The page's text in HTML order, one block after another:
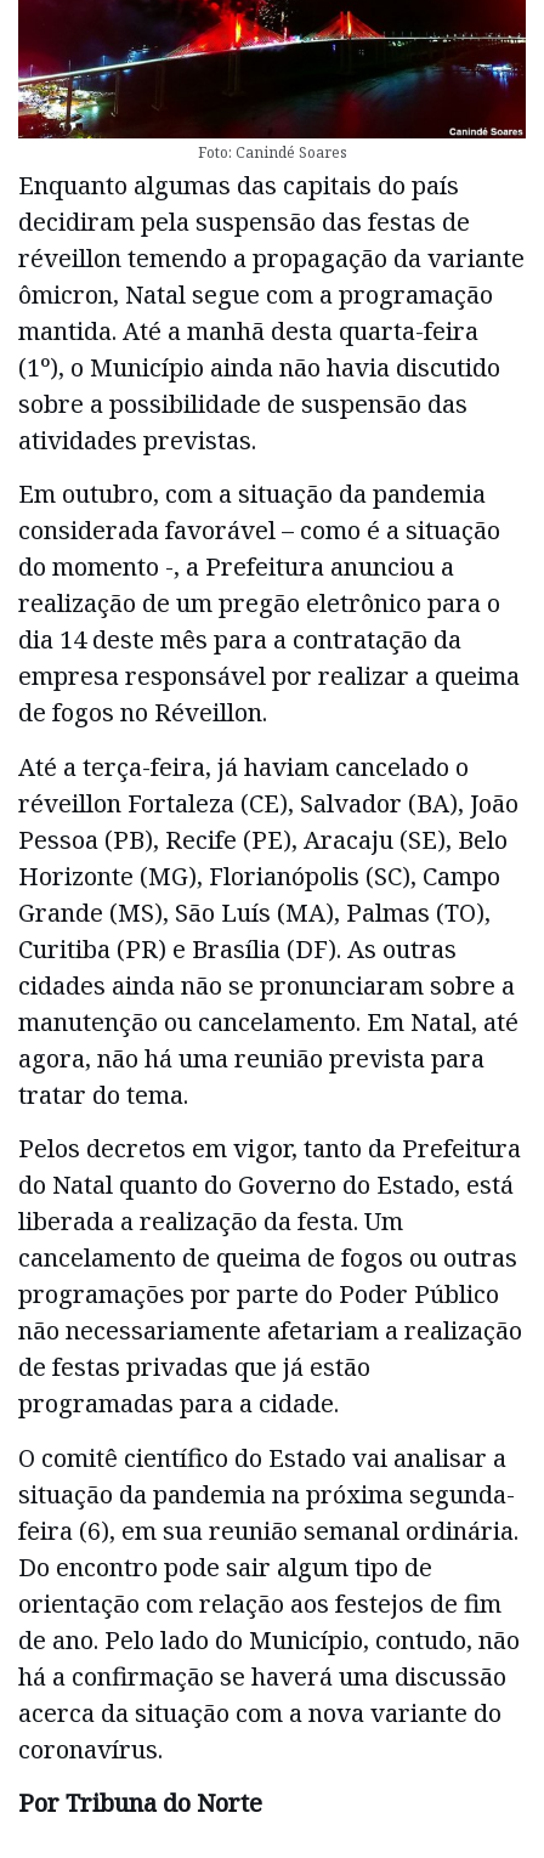
Foto: Canindé Soares
Enquanto algumas das capitais do país
decidiram pela suspensão das festas de
réveillon temendo a propagação da variante
ômicron, Natal segue com a programação
mantida. Até a manhã desta quarta-feira
(1º), o Município ainda não havia discutido
sobre a possibilidade de suspensão das
atividades previstas.
Em outubro, com a situação da pandemia
considerada favorável – como é a situação
do momento -, a Prefeitura anunciou a
realização de um pregão eletrônico para o
dia 14 deste mês para a contratação da
empresa responsável por realizar a queima
de fogos no Réveillon.
Até a terça-feira, já haviam cancelado o
réveillon Fortaleza (CE), Salvador (BA), João
Pessoa (PB), Recife (PE), Aracaju (SE), Belo
Horizonte (MG), Florianópolis (SC), Campo
Grande (MS), São Luís (MA), Palmas (TO),
Curitiba (PR) e Brasília (DF). As outras
cidades ainda não se pronunciaram sobre a
manutenção ou cancelamento. Em Natal, até
agora, não há uma reunião prevista para
tratar do tema.
Pelos decretos em vigor, tanto da Prefeitura
do Natal quanto do Governo do Estado, está
liberada a realização da festa. Um
cancelamento de queima de fogos ou outras
programações por parte do Poder Público
não necessariamente afetariam a realização
de festas privadas que já estão
programadas para a cidade.
O comitê científico do Estado vai analisar a
situação da pandemia na próxima segunda-
feira (6), em sua reunião semanal ordinária.
Do encontro pode sair algum tipo de
orientação com relação aos festejos de fim
de ano. Pelo lado do Município, contudo, não
há a confirmação se haverá uma discussão
acerca da situação com a nova variante do
coronavírus.
Por Tribuna do Norte